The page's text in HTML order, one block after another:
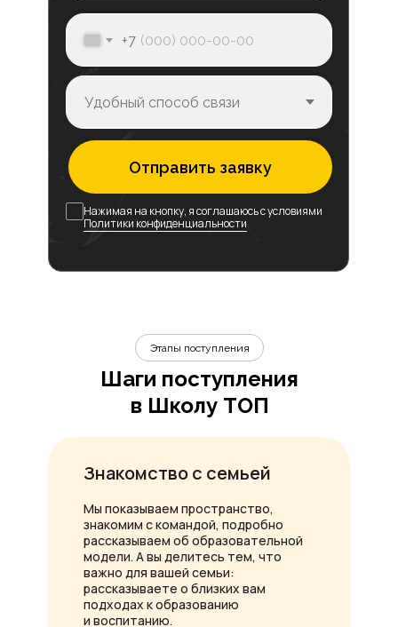
+7
Отправить заявку
Нажимая на кнопку, я соглашаюсь с условиями
Политики конфиденциальности
Знакомство с семьей
Мы показываем пространство,
знакомим с командой, подробно
рассказываем об образовательной
модели. А вы делитесь тем, что
важно для вашей семьи:
рассказываете о близких вам
подходах к образованию
и воспитанию.
Шаги поступления
в Школу ТОП
Этапы поступления